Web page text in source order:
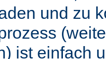
und zu
ist einfach